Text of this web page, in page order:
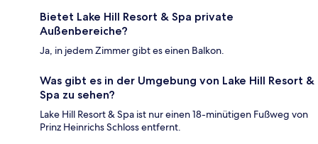
Bietet Lake Hill Resort & Spa private
Außenbereiche?
Ja, in jedem Zimmer gibt es einen Balkon.
Was gibt es in der Umgebung von Lake Hill Resort &
Spa zu sehen?
Lake Hill Resort & Spa ist nur einen 18-minütigen Fußweg von
Prinz Heinrichs Schloss entfernt.